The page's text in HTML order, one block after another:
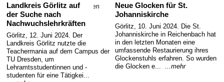
Landkreis Görlitz auf
der Suche nach
Nachwuchslehrkräften
Görlitz, 12. Juni 2024. Der
Landkreis Görlitz nutzte die
Teachermania auf dem Campus der
TU Dresden, um
Lehramtsstudentinnen und -
studenten für eine Tätigkei...
Neue Glocken für St.
Johanniskirche
Görlitz, 10. Juni 2024. Die St.
Johanniskirche in Reichenbach hat
in den letzten Monaten eine
umfassende Restaurierung ihres
Glockenstuhls erfahren. So wurden
die Glocken e...
...mehr